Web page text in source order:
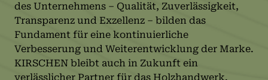
des Unternehmens – Qualität, Zuverlässigkeit,
Transparenz und Exzellenz – bilden das
Fundament für eine kontinuierliche
Verbesserung und Weiterentwicklung der Marke.
KIRSCHEN bleibt auch in Zukunft ein
verlässlicher Partner für das Holzhandwerk.